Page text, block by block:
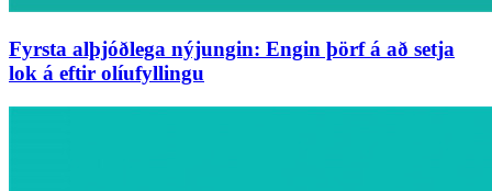
Fyrsta alþjóðlega nýjungin: Engin þörf á að setja
lok á eftir olíufyllingu